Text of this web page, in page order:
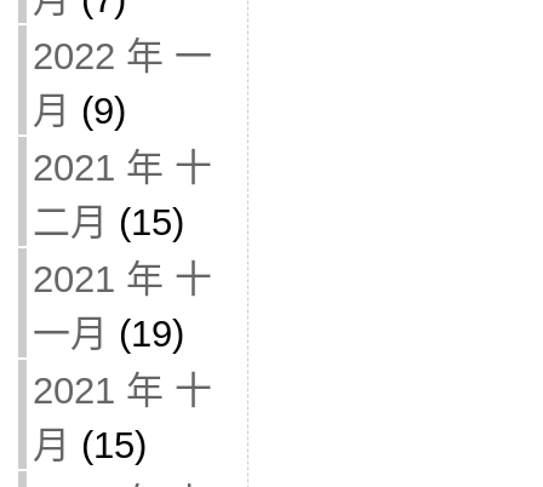
2022 年 一
月 (9)
2021 年 十
二月 (15)
2021 年 十
一月 (19)
2021 年 十
月 (15)